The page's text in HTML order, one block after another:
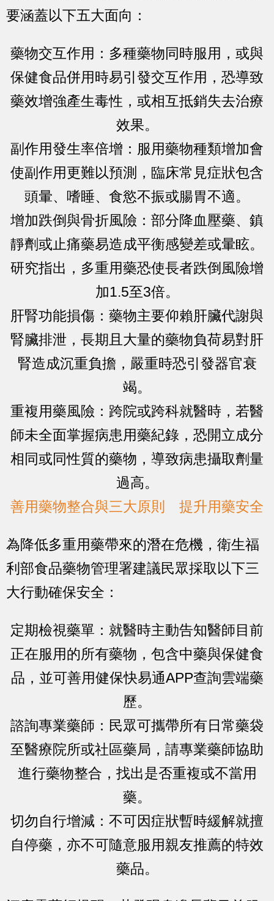
要涵蓋以下五大面向：
藥物交互作用：多種藥物同時服用，或與
保健食品併用時易引發交互作用，恐導致
藥效增強產生毒性，或相互抵銷失去治療
效果。
副作用發生率倍增：服用藥物種類增加會
使副作用更難以預測，臨床常見症狀包含
頭暈、嗜睡、食慾不振或腸胃不適。
增加跌倒與骨折風險：部分降血壓藥、鎮
靜劑或止痛藥易造成平衡感變差或暈眩。
研究指出，多重用藥恐使長者跌倒風險增
加1.5至3倍。
肝腎功能損傷：藥物主要仰賴肝臟代謝與
腎臟排泄，長期且大量的藥物負荷易對肝
腎造成沉重負擔，嚴重時恐引發器官衰
竭。
重複用藥風險：跨院或跨科就醫時，若醫
師未全面掌握病患用藥紀錄，恐開立成分
相同或同性質的藥物，導致病患攝取劑量
過高。
善用藥物整合與三大原則 提升用藥安全
為降低多重用藥帶來的潛在危機，衛生福
利部食品藥物管理署建議民眾採取以下三
大行動確保安全：
定期檢視藥單：就醫時主動告知醫師目前
正在服用的所有藥物，包含中藥與保健食
品，並可善用健保快易通APP查詢雲端藥
歷。
諮詢專業藥師：民眾可攜帶所有日常藥袋
至醫療院所或社區藥局，請專業藥師協助
進行藥物整合，找出是否重複或不當用
藥。
切勿自行增減：不可因症狀暫時緩解就擅
自停藥，亦不可隨意服用親友推薦的特效
藥品。